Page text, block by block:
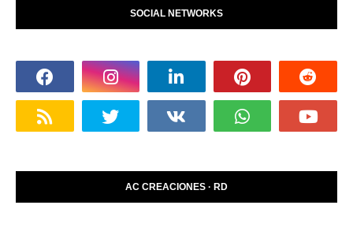
SOCIAL NETWORKS
AC CREACIONES · RD